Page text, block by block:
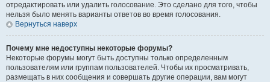
отредактировать или удалить голосование. Это сделано для того, чтобы
нельзя было менять варианты ответов во время голосования.
Вернуться наверх
Почему мне недоступны некоторые форумы?
Некоторые форумы могут быть доступны только определенным
пользователям или группам пользователей. Чтобы их просматривать,
размещать в них сообщения и совершать другие операции, вам могут